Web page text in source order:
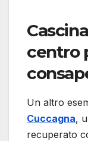
centro
Un altro
Cuccagna,
recuperato